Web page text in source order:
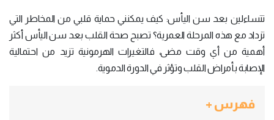
تتساءلين بعد سن اليأس: كيف يمكنني حماية قلبي من المخاطر التي
تزداد مع هذه المرحلة العمرية؟ تصبح صحة القلب بعد سن اليأس أكثر
أهمية من أي وقت مضى، فالتغيرات الهرمونية تزيد من احتمالية
الإصابة بأمراض القلب وتؤثر في الدورة الدموية.
فهرس +